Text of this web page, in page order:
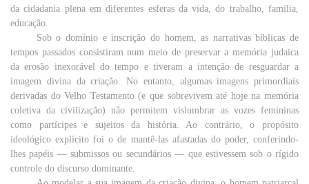
dacidadania plena em diferentes esferasdavida, do trabalho,família,
educação.
Sob odomínio einscrição do homem, as narrativasbíblicas de
tempos passadosconsistiram nummeio de preservaramemória judaica
daerosão inexoráveldotempo e tiveram a intençãode resguardara
imagem divinadacriação. No entanto, algumasimagens primordiais
derivadas doVelho Testamento (eque sobrevivematé hojenamemória
coletiva da civilização) não permitem vislumbrar as vozes femininas
como partícipes e sujeitosda história. Ao contrário, o propósito
ideológico explícito foi o de mantê-las afastadas do poder, conferindo-
lhes papéis —submissos ou secundários— queestivessemsob orígido
controle do discurso dominante.